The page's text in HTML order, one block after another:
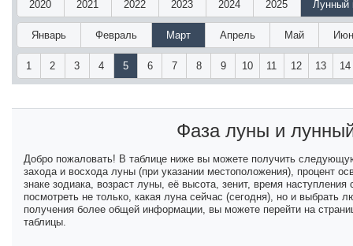
2020 2021 2022 2023 2024 2025 Лунный
Январь Февраль Март Апрель Май
1 2 3 4 5 6 7 8 9 10 11 12 13 14
Фаза луны и
Добро пожаловать! В таблице ниже вы можете получить
захода и восхода луны (при указании местоположения), процент
знаке зодиака, возраст луны, её высота, зенит, время
посмотреть не только, какая луна сейчас (сегодня), но и
получения более общей информации, вы можете перейти на
таблицы.